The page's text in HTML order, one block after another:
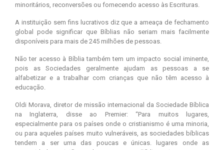
minoritários, reconversões ou fornecendo acesso às Escrituras.
A instituição sem fins lucrativos diz que a ameaça de fechamento
global pode significar que Bíblias não seriam mais facilmente
disponíveis para mais de 245 milhões de pessoas.
Não ter acesso à Bíblia também tem um impacto social iminente,
pois as Sociedades geralmente ajudam as pessoas a se
alfabetizar e a trabalhar com crianças que não têm acesso à
educação.
Oldi Morava, diretor de missão internacional da Sociedade Bíblica
na Inglaterra, disse ao Premier: “Para muitos lugares,
especialmente para os países onde o cristianismo é uma minoria,
ou para aqueles países muito vulneráveis, as sociedades bíblicas
tendem a ser uma das poucas e únicas. lugares onde as